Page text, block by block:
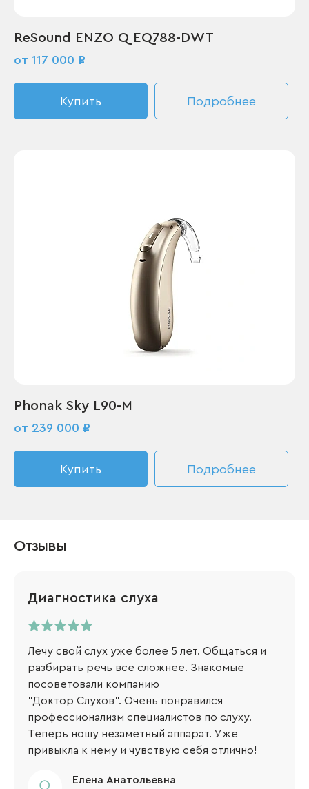
ReSound ENZO Q EQ788-DWT
от 117 000 ₽
Купить Подробнее
Phonak Sky L90-M
от 239 000 ₽
Купить Подробнее
Отзывы
Диагностика слуха
Лечу свой слух уже более 5 лет. Общаться и
разбирать речь все сложнее. Знакомые
посоветовали компанию
"Доктор Слухов". Очень понравился
профессионализм специалистов по слуху.
Теперь ношу незаметный аппарат. Уже
привыкла к нему и чувствую себя отлично!
Елена Анатольевна